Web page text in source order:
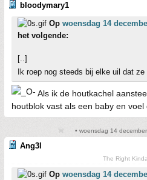
bloodymary1
Op woensdag 14
het volgende:
[..]
Ik roep nog steeds bij elke uil dat
Als ik de houtkachel
houtblok vast als een baby en voel
• woensdag 14
Ang3l
The Right
Op woensdag 14